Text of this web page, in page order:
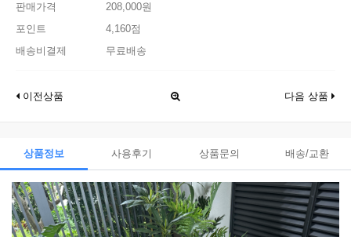
판매가격
208,000원
포인트
4,160점
배송비결제
무료배송
이전상품 다음 상품
상품정보 사용후기 상품문의 배송/교환